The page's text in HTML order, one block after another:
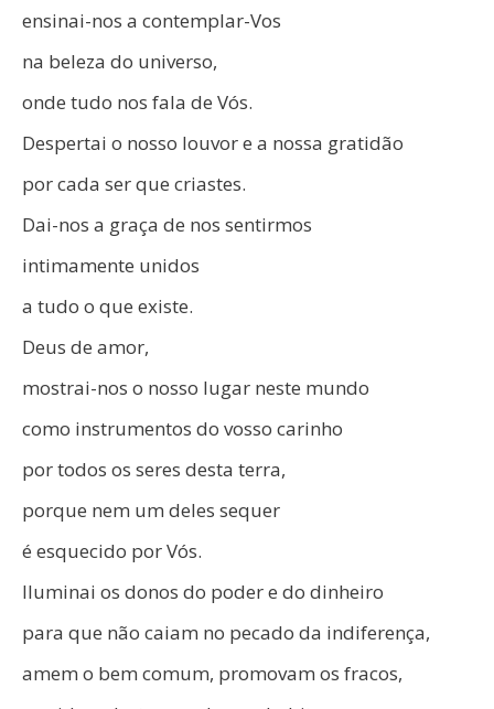
ensinai-nos a contemplar-Vos
na beleza do universo,
onde tudo nos fala de Vós.
Despertai o nosso louvor e a nossa gratidão
por cada ser que criastes.
Dai-nos a graça de nos sentirmos
intimamente unidos
a tudo o que existe.
Deus de amor,
mostrai-nos o nosso lugar neste mundo
como instrumentos do vosso carinho
por todos os seres desta terra,
porque nem um deles sequer
é esquecido por Vós.
Iluminai os donos do poder e do dinheiro
para que não caiam no pecado da indiferença,
amem o bem comum, promovam os fracos,